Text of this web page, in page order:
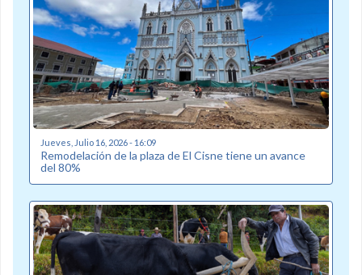
Jueves, Julio 16, 2026 - 16:09
Remodelación de la plaza de El Cisne tiene un avance
del 80%